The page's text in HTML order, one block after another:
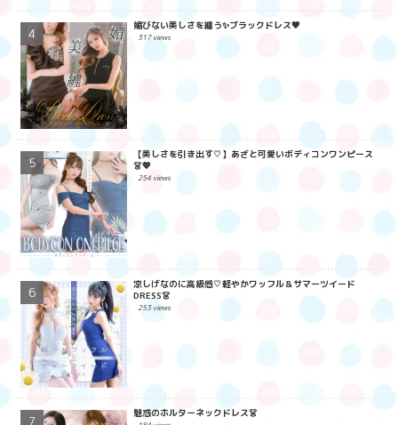
媚びない美しさを纏う✨ブラックドレス🖤
317 views
【美しさを引き出す♡】あざと可愛いボディコンワンピース
👗💖
254 views
涼しげなのに高級感♡軽やかワッフル＆サマーツイード
DRESS👗
253 views
魅惑のホルターネックドレス👗